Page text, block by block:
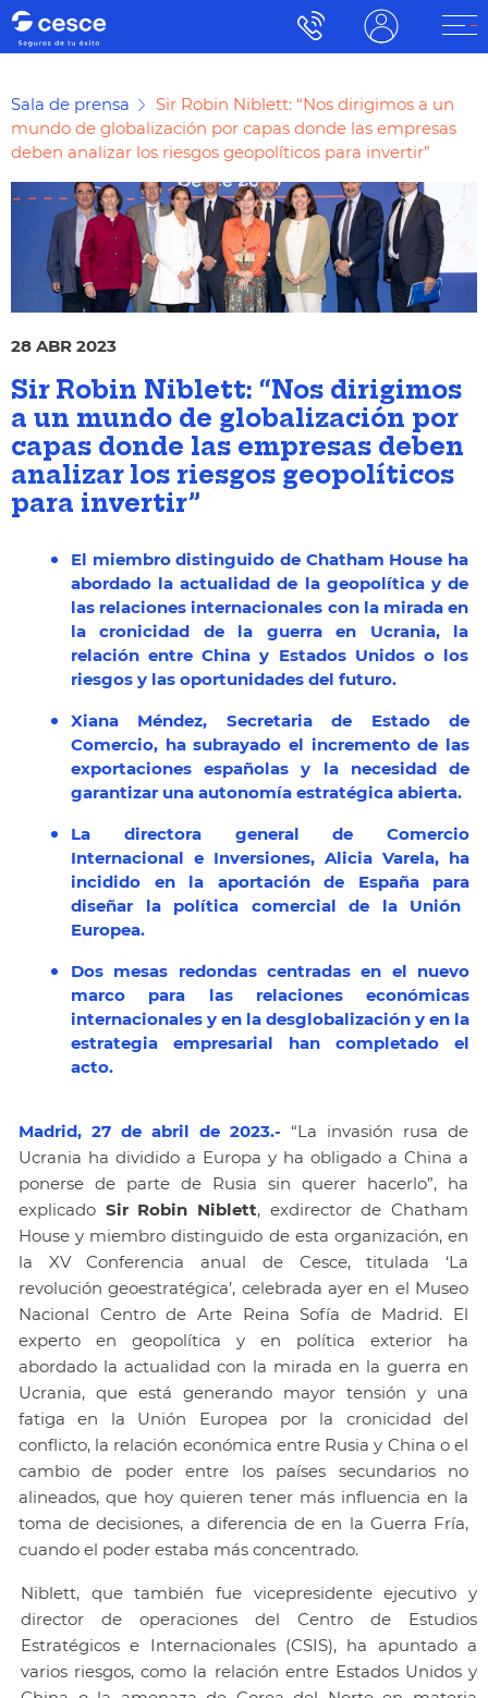
Sala de prensa
Sir Robin Niblett: “Nos dirigimos a un
mundo de globalización por capas donde las empresas
deben analizar los riesgos geopolíticos para invertir”
28 ABR 2023
Sir Robin Niblett: “Nos dirigimos
a un mundo de globalización por
capas donde las empresas deben
analizar los riesgos geopolíticos
para invertir”
El miembro distinguido de Chatham House ha
abordado la actualidad de la geopolítica y de
las relaciones internacionales con la mirada en
la cronicidad de la guerra en Ucrania, la
relación entre China y Estados Unidos o los
riesgos y las oportunidades del futuro.
Xiana Méndez, Secretaria de Estado de
Comercio, ha subrayado el incremento de las
exportaciones españolas y la necesidad de
garantizar una autonomía estratégica abierta.
La directora general de Comercio
Internacional e Inversiones, Alicia Varela, ha
incidido en la aportación de España para
diseñar la política comercial de la Unión
Europea.
Dos mesas redondas centradas en el nuevo
marco para las relaciones económicas
internacionales y en la desglobalización y en la
estrategia empresarial han completado el
acto.
Madrid, 27 de abril de 2023.- “La invasión rusa de
Ucrania ha dividido a Europa y ha obligado a China a
ponerse de parte de Rusia sin querer hacerlo”, ha
explicado Sir Robin Niblett, exdirector de Chatham
House y miembro distinguido de esta organización, en
la XV Conferencia anual de Cesce, titulada ‘La
revolución geoestratégica’, celebrada ayer en el Museo
Nacional Centro de Arte Reina Sofía de Madrid. El
experto en geopolítica y en política exterior ha
abordado la actualidad con la mirada en la guerra en
Ucrania, que está generando mayor tensión y una
fatiga en la Unión Europea por la cronicidad del
conflicto, la relación económica entre Rusia y China o el
cambio de poder entre los países secundarios no
alineados, que hoy quieren tener más influencia en la
toma de decisiones, a diferencia de en la Guerra Fría,
cuando el poder estaba más concentrado.
Niblett, que también fue vicepresidente ejecutivo y
director de operaciones del Centro de Estudios
Estratégicos e Internacionales (CSIS), ha apuntado a
varios riesgos, como la relación entre Estados Unidos y